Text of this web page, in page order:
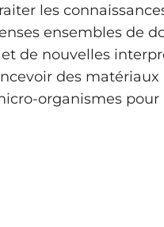
les
ensembles de
de nouvelles
des matériaux
organismes